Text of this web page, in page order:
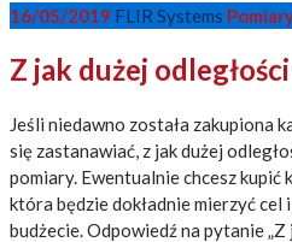
16/05/2019 FLIR Systems
Z jak dużej
Jeśli niedawno została zakupiona
się zastanawiać, z jak dużej
pomiary. Ewentualnie chcesz kupić
która będzie dokładnie mierzyć cel
budżecie. Odpowiedź na pytanie